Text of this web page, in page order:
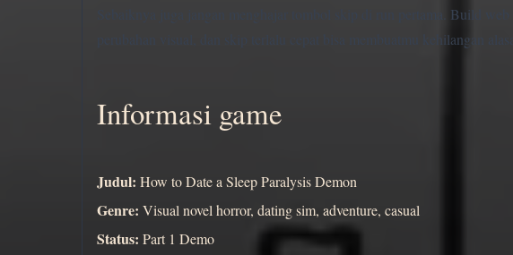
Sebaiknya juga jangan menghajar tombol skip di run pertama. Build
perubahan visual, dan skip terlalu cepat bisa membuatmu kehilangan
Informasi game
Judul: How to Date a Sleep Paralysis Demon
Genre: Visual novel horror, dating sim, adventure, casual
Status: Part 1 Demo